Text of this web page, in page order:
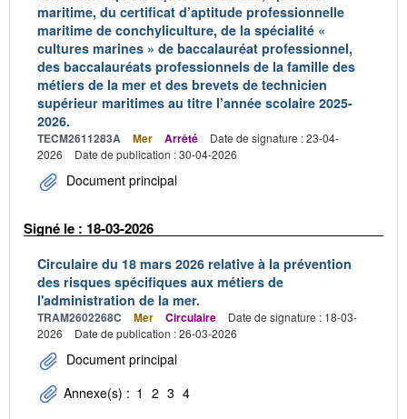
maritime, du certificat d’aptitude professionnelle
maritime de conchyliculture, de la spécialité «
cultures marines » de baccalauréat professionnel,
des baccalauréats professionnels de la famille des
métiers de la mer et des brevets de technicien
supérieur maritimes au titre l’année scolaire 2025-
2026.
TECM2611283A Mer Arrêté
Date de signature : 23-04-
2026
Date de publication : 30-04-2026
Document principal
Signé le : 18-03-2026
Circulaire du 18 mars 2026 relative à la prévention
des risques spécifiques aux métiers de
l'administration de la mer.
TRAM2602268C Mer Circulaire
Date de signature : 18-03-
2026
Date de publication : 26-03-2026
Document principal
Annexe(s) : 1 2 3 4